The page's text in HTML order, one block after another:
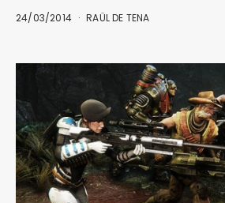
24/03/2014 RAÜL DE TENA